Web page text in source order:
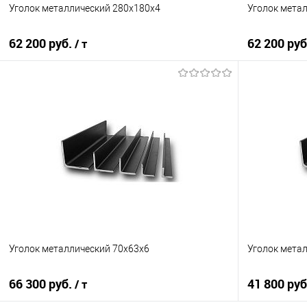
Уголок металлический 280х180х4
62 200 руб. / т
Купить в 1 клик
Сравнение
В избранное
Под заказ
Уголок
62 200
Купить в
В
Уголок металлический 70х63х6
66 300 руб. / т
Уголок
41 800